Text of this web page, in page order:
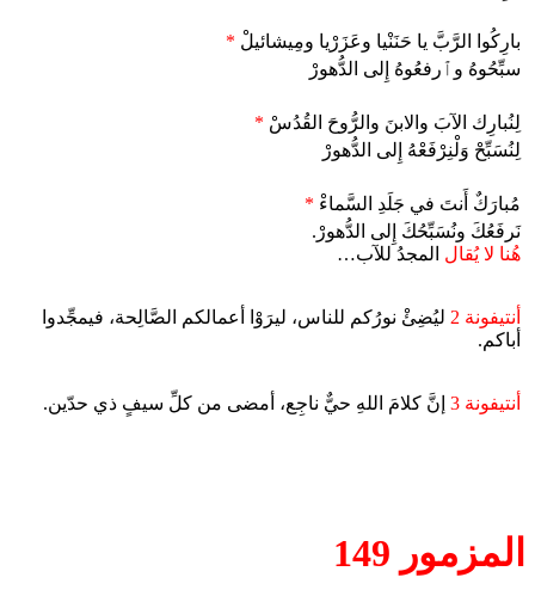
بارِكُوا الرَّبَّ يا حَنَنْيا وعَزَرْيا ومِيشائيلْ *
سبِّحُوهُ وٱرفعُوهُ إِلى الدُّهورْ
لِنُبارِك الآبَ والابنَ والرُّوحَ القُدُسْ *
لِنُسَبِّحْ وَلْنِرْفَعْهُ إِلى الدُّهورْ
مُبارَكٌ أَنتَ في جَلَدِ السَّماءْ *
نَرفَعُكَ ونُسَبِّحُكَ إِلى الدُّهورْ.
هُنا لا يُقال المجدُ للآب…
أنتيفونة 2
ليُضِئْ نورُكم للناس، ليرَوْا أعمالكم الصَّالِحة، فيمجِّدوا
أباكم.
أنتيفونة 3 إنَّ كلامَ اللهِ حيٌّ ناجِع، أمضى من كلِّ سيفٍ ذي حدّين.
المزمور 149